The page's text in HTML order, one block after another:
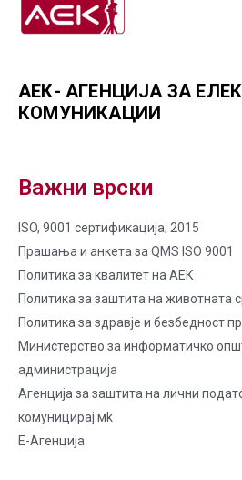
АЕК- АГЕНЦИЈА ЗА
КОМУНИКАЦИИ
Важни врски
ISO, 9001 сертификација; 2015
Прашања и анкета за QMS ISO 9001
Политика за квалитет на AЕК
Политика за заштита на животната
Политика за здравје и безбедност
Министерство за информатичко
администрација
Агенција за заштита на лични
комуницирај.мk
Е-Агенција